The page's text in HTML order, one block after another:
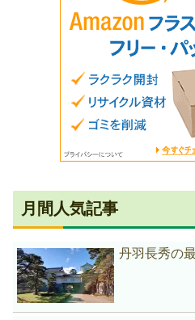
月間人気記事
丹羽長秀の